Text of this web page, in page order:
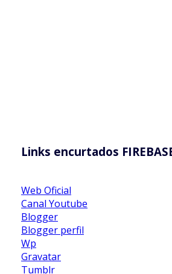
Links encurtados
Web Oficial
Canal Youtube
Blogger
Blogger perfil
Wp
Gravatar
Tumblr